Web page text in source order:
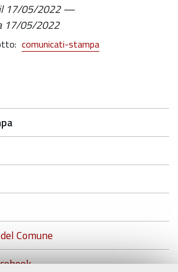
17/05/2022—
17/05/2022
comunicati-stampa
Comune